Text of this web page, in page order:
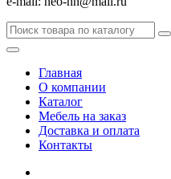
Главная
О компании
Каталог
Мебель на заказ
Доставка и оплата
Контакты